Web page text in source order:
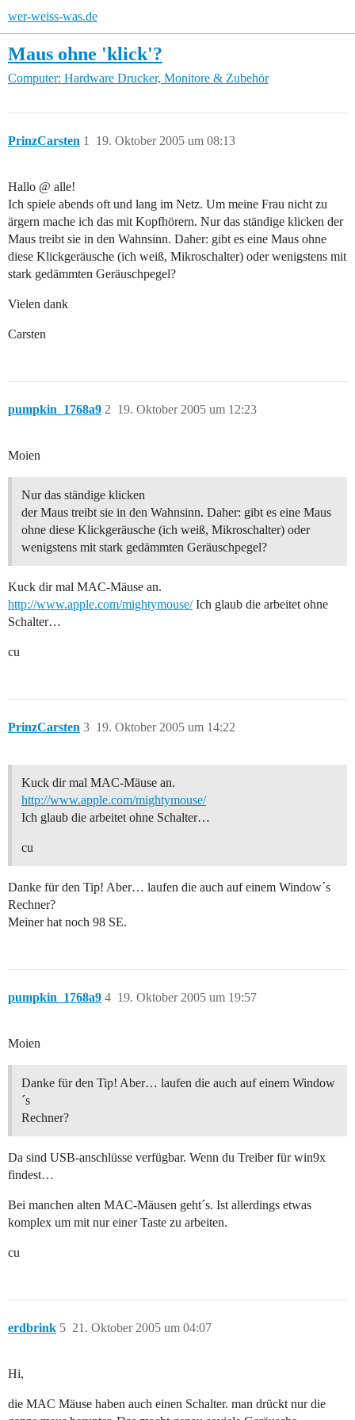
wer-weiss-was.de
Maus ohne 'klick'?
Computer: Hardware Drucker, Monitore & Zubehör
PrinzCarsten 19. Oktober 2005 um 08:13
1
Hallo @ alle!
Ich spiele abends oft und lang im Netz. Um meine Frau nicht zu
ärgern mache ich das mit Kopfhörern. Nur das ständige klicken der
Maus treibt sie in den Wahnsinn. Daher: gibt es eine Maus ohne
diese Klickgeräusche (ich weiß, Mikroschalter) oder wenigstens mit
stark gedämmten Geräuschpegel?
Vielen dank
Carsten
pumpkin_1768a9 19. Oktober 2005 um 12:23
2
Moien
Nur das ständige klicken
der Maus treibt sie in den Wahnsinn. Daher: gibt es eine Maus
ohne diese Klickgeräusche (ich weiß, Mikroschalter) oder
wenigstens mit stark gedämmten Geräuschpegel?
Kuck dir mal MAC-Mäuse an.
http://www.apple.com/mightymouse/Ich glaub die arbeitet ohne
Schalter…
cu
PrinzCarsten 19. Oktober 2005 um 14:22
3
Kuck dir mal MAC-Mäuse an.
http://www.apple.com/mightymouse/
Ich glaub die arbeitet ohne Schalter…
cu
Danke für den Tip! Aber… laufen die auch auf einem Window´s
Rechner?
Meiner hat noch 98 SE.
pumpkin_1768a9 19. Oktober 2005 um 19:57
4
Moien
Danke für den Tip! Aber… laufen die auch auf einem Window
´s
Rechner?
Da sind USB-anschlüsse verfügbar. Wenn du Treiber für win9x
findest…
Bei manchen alten MAC-Mäusen geht´s. Ist allerdings etwas
komplex um mit nur einer Taste zu arbeiten.
cu
erdbrink 21. Oktober 2005 um 04:07
5
Hi,
die MAC Mäuse haben auch einen Schalter. man drückt nur die